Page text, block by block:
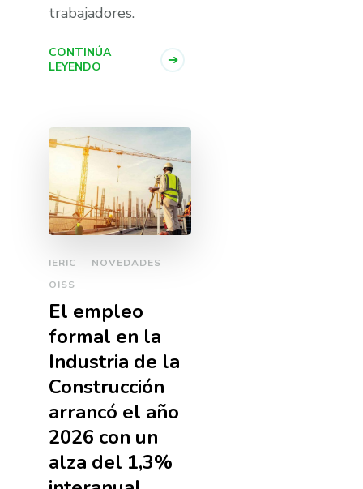
trabajadores.
CONTINÚA
LEYENDO
IERIC
NOVEDADES
OISS
El empleo
formal en la
Industria de la
Construcción
arrancó el año
2026 con un
alza del 1,3%